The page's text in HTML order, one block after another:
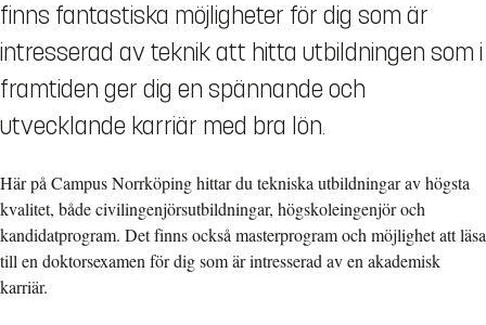
finns fantastiska möjligheter för dig som är
intresserad av teknik att hitta utbildningen som i
framtiden ger dig en spännande och
utvecklande karriär med bra lön.
Här på Campus Norrköping hittar du tekniska utbildningar av högsta
kvalitet, både civilingenjörsutbildningar, högskoleingenjör och
kandidatprogram. Det finns också masterprogram och möjlighet att läsa
till en doktorsexamen för dig som är intresserad av en akademisk
karriär.